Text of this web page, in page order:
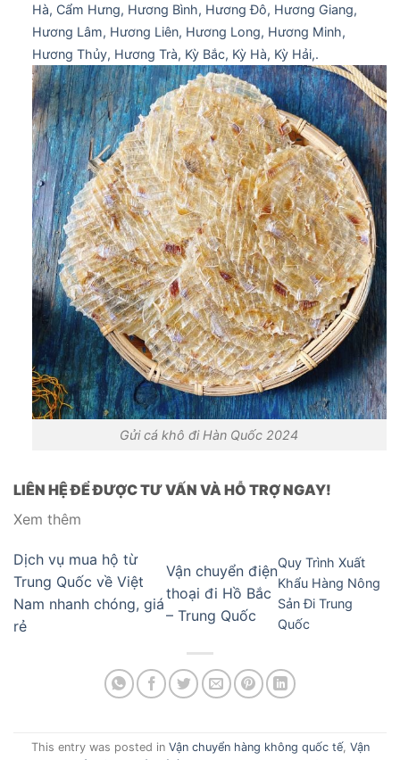
Hà, Cẩm Hưng, Hương Bình, Hương Đô, Hương Giang,
Hương Lâm, Hương Liên, Hương Long, Hương Minh,
Hương Thủy, Hương Trà, Kỳ Bắc, Kỳ Hà, Kỳ Hải,.
Gửi cá khô đi Hàn Quốc 2024
LIÊN HỆ ĐỂ ĐƯỢC TƯ VẤN VÀ HỖ TRỢ NGAY!
Xem thêm
Dịch vụ mua hộ từ
Trung Quốc về Việt
Nam nhanh chóng, giá
rẻ
Vận chuyển điện
thoại đi Hồ Bắc
– Trung Quốc
Quy Trình Xuất
Khẩu Hàng Nông
Sản Đi Trung
Quốc
This entry was posted in Vận chuyển hàng không quốc tế, Vận